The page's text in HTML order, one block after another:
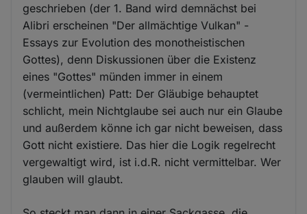
geschrieben (der 1. Band wird demnächst bei
Alibri erscheinen "Der allmächtige Vulkan" -
Essays zur Evolution des monotheistischen
Gottes), denn Diskussionen über die Existenz
eines "Gottes" münden immer in einem
(vermeintlichen) Patt: Der Gläubige behauptet
schlicht, mein Nichtglaube sei auch nur ein Glaube
und außerdem könne ich gar nicht beweisen, dass
Gott nicht existiere. Das hier die Logik regelrecht
vergewaltigt wird, ist i.d.R. nicht vermittelbar. Wer
glauben will glaubt.